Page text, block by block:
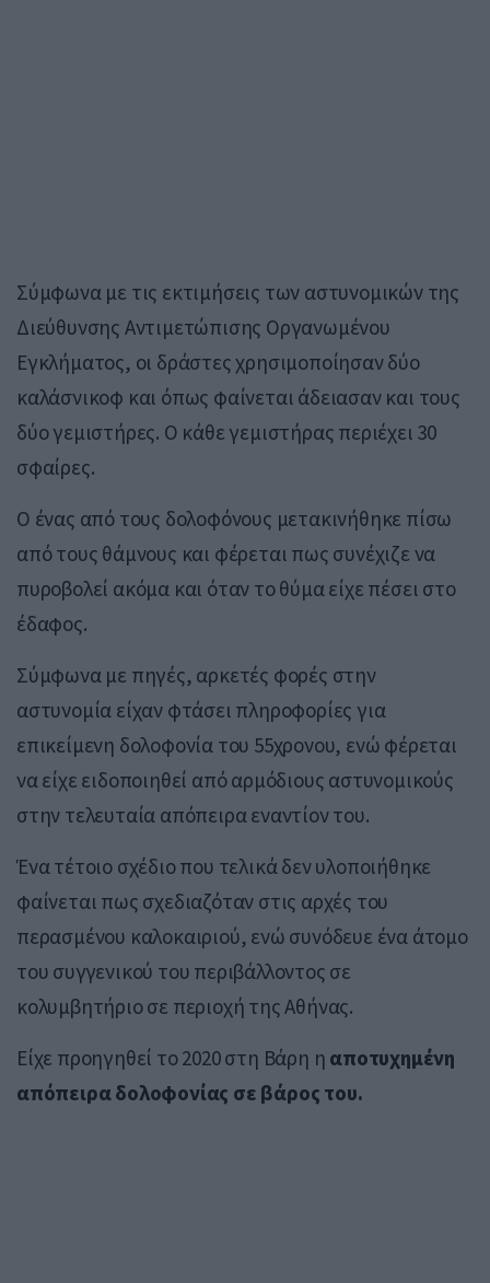
Σύμφωνα με τις εκτιμήσεις των αστυνομικών της
Διεύθυνσης Αντιμετώπισης Οργανωμένου
Εγκλήματος, οι δράστες χρησιμοποίησαν δύο
καλάσνικοφ και όπως φαίνεται άδειασαν και τους
δύο γεμιστήρες. Ο κάθε γεμιστήρας περιέχει 30
σφαίρες.
Ο ένας από τους δολοφόνους μετακινήθηκε πίσω
από τους θάμνους και φέρεται πως συνέχιζε να
πυροβολεί ακόμα και όταν το θύμα είχε πέσει στο
έδαφος.
Σύμφωνα με πηγές, αρκετές φορές στην
αστυνομία είχαν φτάσει πληροφορίες για
επικείμενη δολοφονία του 55χρονου, ενώ φέρεται
να είχε ειδοποιηθεί από αρμόδιους αστυνομικούς
στην τελευταία απόπειρα εναντίον του.
Ένα τέτοιο σχέδιο που τελικά δεν υλοποιήθηκε
φαίνεται πως σχεδιαζόταν στις αρχές του
περασμένου καλοκαιριού, ενώ συνόδευε ένα άτομο
του συγγενικού του περιβάλλοντος σε
κολυμβητήριο σε περιοχή της Αθήνας.
Είχε προηγηθεί το 2020 στη Βάρη η αποτυχημένη
απόπειρα δολοφονίας σε βάρος του.